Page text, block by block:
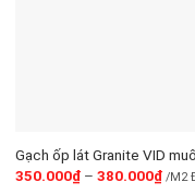
Gạch ốp lát Granite VID
350.000₫– 380.000₫/M2